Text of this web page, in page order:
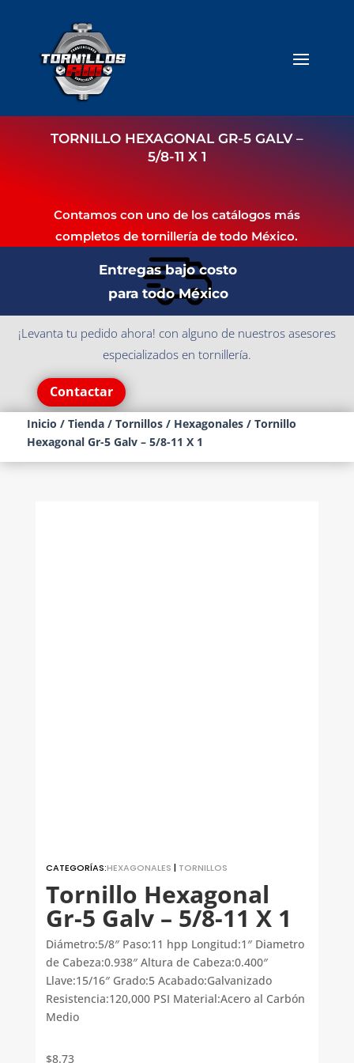
TORNILLO HEXAGONAL GR-5 GALV –
5/8-11 X 1
Contamos con uno de los catálogos más
completos de tornillería de todo México.
Entregas bajo costo
para todo México
¡Levanta tu pedido ahora! con alguno de nuestros asesores
especializados en tornillería.
Contactar
Inicio / Tienda/ Tornillos/ Hexagonales/ Tornillo
Hexagonal Gr-5 Galv – 5/8-11 X 1
CATEGORÍAS:HEXAGONALES | TORNILLOS
Tornillo Hexagonal
Gr-5 Galv – 5/8-11 X 1
Diámetro:5/8″ Paso:11 hpp Longitud:1″ Diametro
de Cabeza:0.938″ Altura de Cabeza:0.400″
Llave:15/16″ Grado:5 Acabado:Galvanizado
Resistencia:120,000 PSI Material:Acero al Carbón
Medio
$8.73